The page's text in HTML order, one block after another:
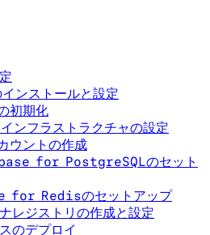
ンストールと設定
初期化
ンフラストラクチャの設定
ウントの作成
for PostgreSQLのセット
for Redisのセットアップ
レジストリの作成と設定
のデプロイ